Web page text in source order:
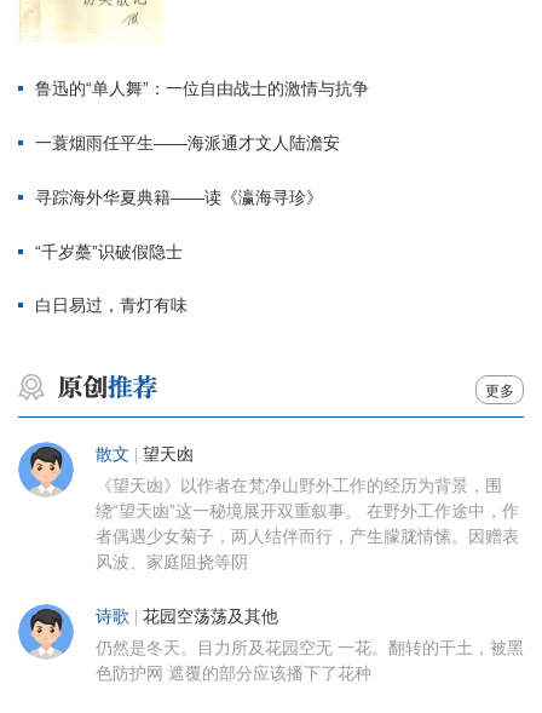
鲁迅的“单人舞”：一位自由战士的激情与抗争
一蓑烟雨任平生——海派通才文人陆澹安
寻踪海外华夏典籍——读《瀛海寻珍》
“千岁蘽”识破假隐士
白日易过，青灯有味
更多
散文 | 望天凼
《望天凼》以作者在梵净山野外工作的经历为背景，围
绕“望天凼”这一秘境展开双重叙事。 在野外工作途中，作
者偶遇少女菊子，两人结伴而行，产生朦胧情愫。因赠表
风波、家庭阻挠等阴
诗歌 | 花园空荡荡及其他
仍然是冬天。目力所及花园空无 一花。翻转的干土，被黑
色防护网 遮覆的部分应该播下了花种